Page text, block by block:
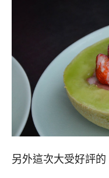
另外這次大受好評的